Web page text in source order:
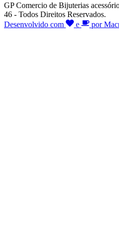
GP Comercio de Bijuterias
46 - Todos Direitos Reservados.
Desenvolvido com
e por